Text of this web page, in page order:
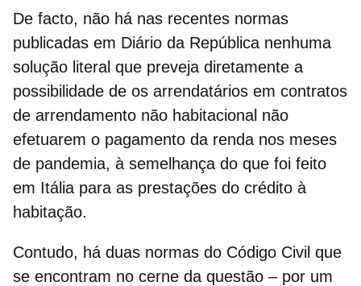
De facto, não há nas recentes normas
publicadas em Diário da República nenhuma
solução literal que preveja diretamente a
possibilidade de os arrendatários em contratos
de arrendamento não habitacional não
efetuarem o pagamento da renda nos meses
de pandemia, à semelhança do que foi feito
em Itália para as prestações do crédito à
habitação.
Contudo, há duas normas do Código Civil que
se encontram no cerne da questão – por um